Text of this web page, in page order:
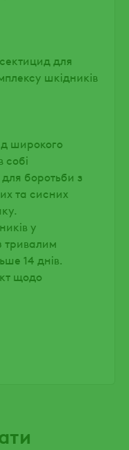
для
шкідників
широкого
собі
боротьби з
та сисних
у
тривалим
14 днів.
щодо